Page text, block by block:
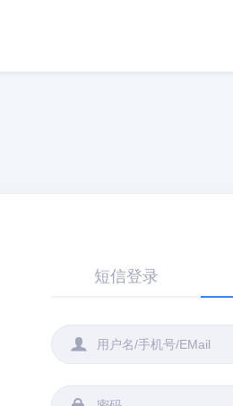
短信登录
